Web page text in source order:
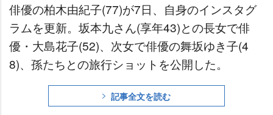
俳優の柏木由紀子(77)が7日、自身のインスタグ
ラムを更新。坂本九さん(享年43)との長女で俳
優・大島花子(52)、次女で俳優の舞坂ゆき子(4
8)、孫たちとの旅行ショットを公開した。
記事全文を読む